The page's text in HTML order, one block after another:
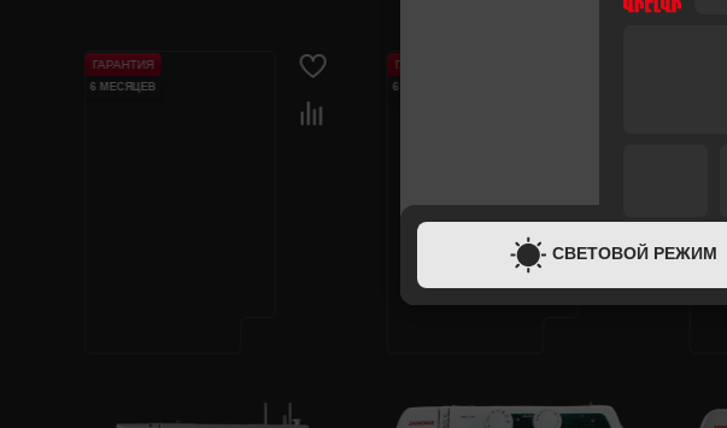
СВЕТОВОЙ РЕЖИМ
ГАРАНТИЯ
6 МЕСЯЦЕВ
ГАРАНТИЯ
6 МЕСЯЦЕВ